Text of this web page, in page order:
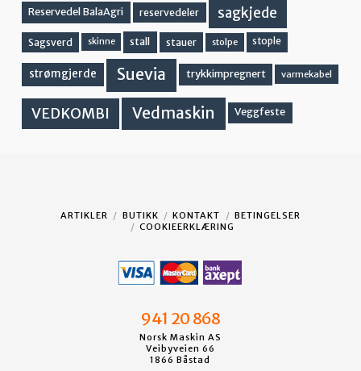
Reservedel BalaAgri reservedeler sagkjede
Sagsverd skinne stall stauer stolpe stople
strømgjerde Suevia trykkimpregnert varmekabel
VEDKOMBI Vedmaskin Veggfeste
ARTIKLER BUTIKK KONTAKT
BETINGELSER
COOKIEERKLÆRING
941 20 868
Norsk Maskin AS
Veibyveien 66
1866 Båstad